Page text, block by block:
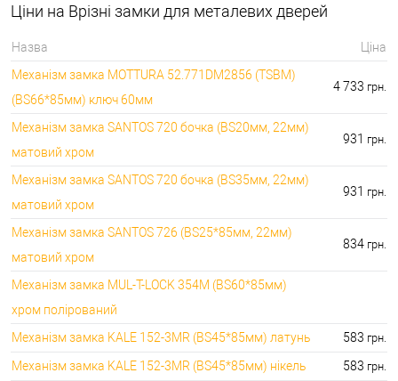
⭐Протипожежна
🔑 самий дешевий: 290.00 грн. самий дорогий:
🔐Замки для ролетів:
🔑 самий дешевий: 600.00 грн. самий дорогий:
660.00 грн.
Ціни на Врізні замки для металевих дверей
Назва
Ціна
Механізм замка MOTTURA 52.771DM2856 (TSBM)
(BS66*85мм) ключ 60мм
4 733 грн.
Механізм замка SANTOS 720 бочка (BS20мм, 22мм)
матовий хром
931 грн.
Механізм замка SANTOS 720 бочка (BS35мм, 22мм)
матовий хром
931 грн.
Механізм замка SANTOS 726 (BS25*85мм, 22мм)
матовий хром
834 грн.
Механізм замка MUL-T-LOCK 354M (BS60*85мм)
хром полірований
Механізм замка KALE 152-3MR (BS45*85мм) латунь
583 грн.
Механізм замка KALE 152-3MR (BS45*85мм) нікель 583 грн.